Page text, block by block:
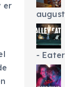
er
- Eater